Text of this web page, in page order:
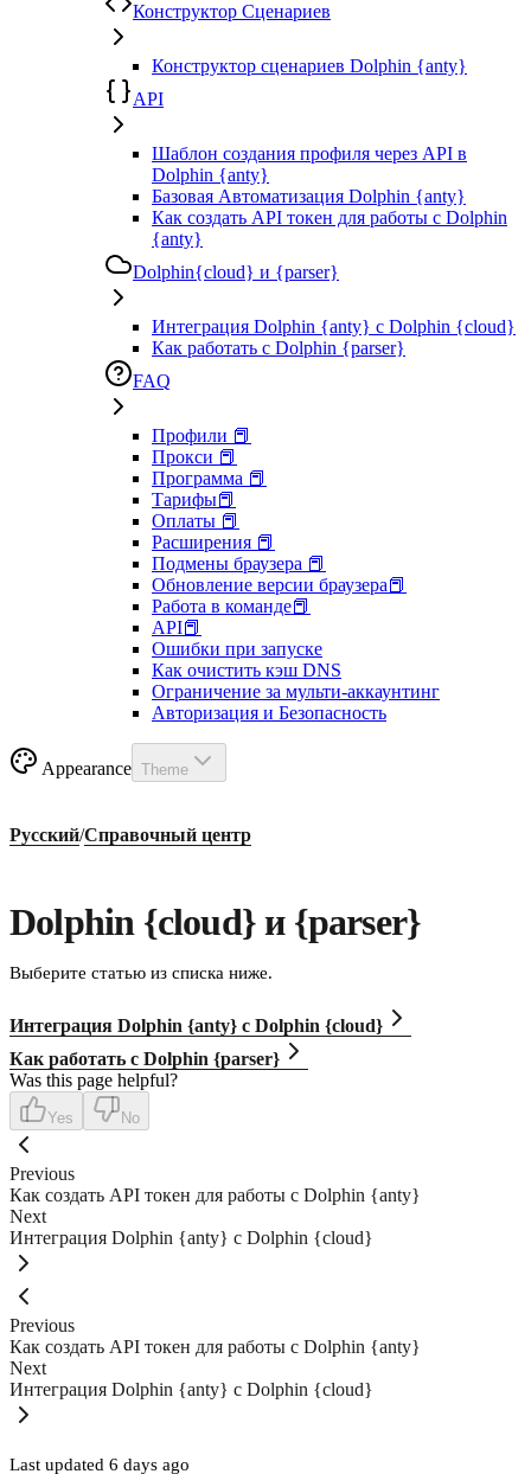
Конструктор Сценариев
Конструктор сценариев Dolphin {anty}
API
Шаблон создания профиля через API в
Dolphin {anty}
Базовая Автоматизация Dolphin {anty}
Как создать API токен для работы с Dolphin
{anty}
Dolphin{cloud} и {parser}
Интеграция Dolphin {anty} с Dolphin {cloud}
Как работать с Dolphin {parser}
FAQ
Профили 📕
Прокси 📕
Программа 📕
Тарифы📕
Оплаты 📕
Расширения 📕
Подмены браузера 📕
Обновление версии браузера📕
Работа в команде📕
API📕
Ошибки при запуске
Как очистить кэш DNS
Ограничение за мульти-аккаунтинг
Авторизация и Безопасность
Appearance Theme
Русский/Справочный центр
Dolphin {cloud} и {parser}
Выберите статью из списка ниже.
Интеграция Dolphin {anty} с Dolphin {cloud}
Как работать с Dolphin {parser}
Was this page helpful?
Yes No
Previous
Как создать API токен для работы с Dolphin {anty}
Next
Интеграция Dolphin {anty} с Dolphin {cloud}
Previous
Как создать API токен для работы с Dolphin {anty}
Next
Интеграция Dolphin {anty} с Dolphin {cloud}
Last updated 6 days ago